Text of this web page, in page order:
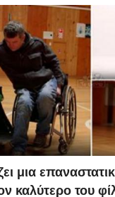
μια
καλύτερο του